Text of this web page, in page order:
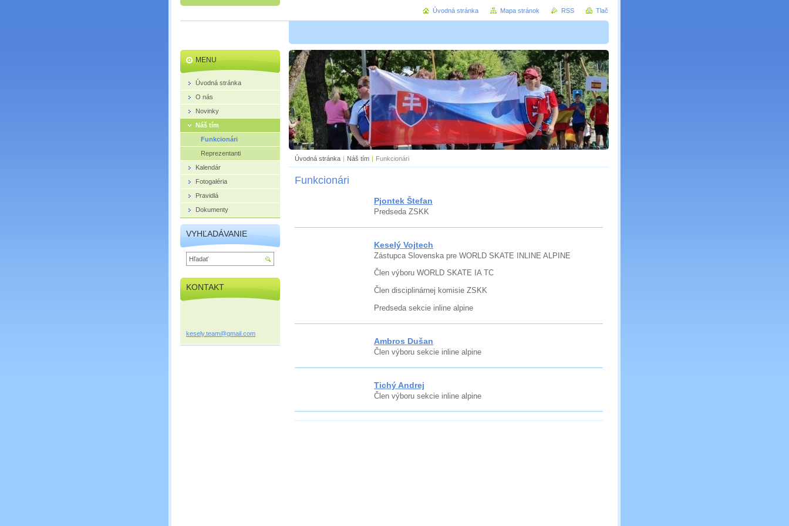
Úvodná stránka | Náš tím | Funkcionári
Funkcionári
Pjontek Štefan
Predseda ZSKK
Keselý Vojtech
Zástupca Slovenska pre WORLD SKATE INLINE ALPINE
Člen výboru WORLD SKATE IA TC
Člen disciplinárnej komisie ZSKK
Predseda sekcie inline alpine
Ambros Dušan
Člen výboru sekcie inline alpine
Tichý Andrej
Člen výboru sekcie inline alpine
MENU
Úvodná stránka
O nás
Novinky
Náš tím
Funkcionári
Reprezentanti
Kalendár
Fotogaléria
Pravidlá
Dokumenty
VYHĽADÁVANIE
KONTAKT
kesely.team@gmail.com
Úvodná stránka Mapa stránok RSS Tlač